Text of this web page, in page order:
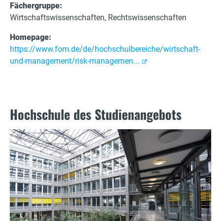
Fächergruppe:
Wirtschaftswissenschaften, Rechtswissenschaften
Homepage:
https://www.fom.de/de/hochschulbereiche/wirtschaft-
und-management/risk-managemen...
Hochschule des Studienangebots